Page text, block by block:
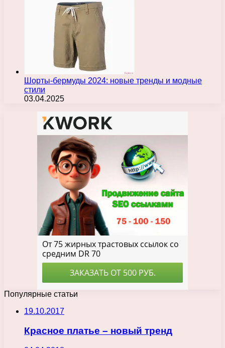
Шорты-бермуды 2024: новые тренды и модные
стили
03.04.2025
Популярные статьи
19.10.2017
Красное платье – новый тренд